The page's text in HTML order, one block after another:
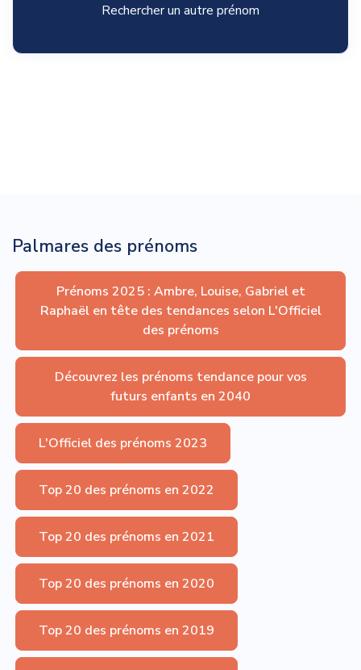
Rechercher un autre prénom
Palmares des prénoms
Prénoms 2025 : Ambre, Louise, Gabriel et
Raphaël en tête des tendances selon L'Officiel
des prénoms
Découvrez les prénoms tendance pour vos
futurs enfants en 2040
L'Officiel des prénoms 2023
Top 20 des prénoms en 2022
Top 20 des prénoms en 2021
Top 20 des prénoms en 2020
Top 20 des prénoms en 2019